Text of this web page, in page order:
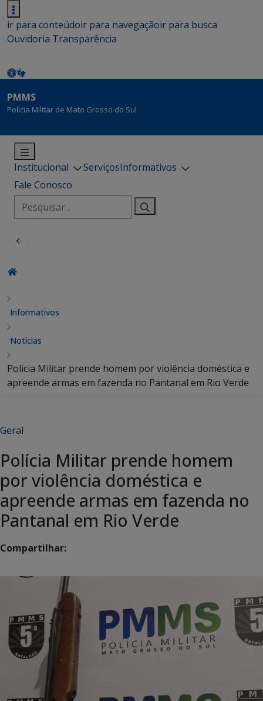
ir para conteúdoir para navegaçãoir para busca
Ouvidoria Transparência
PMMS
Polícia Militar de Mato Grosso do Sul
Institucional ServiçosInformativos
Fale Conosco
Pesquisar
por:
Informativos
Notícias
Polícia Militar prende homem por violência doméstica e
apreende armas em fazenda no Pantanal em Rio Verde
Geral
Polícia Militar prende homem
por violência doméstica e
apreende armas em fazenda no
Pantanal em Rio Verde
Compartilhar: